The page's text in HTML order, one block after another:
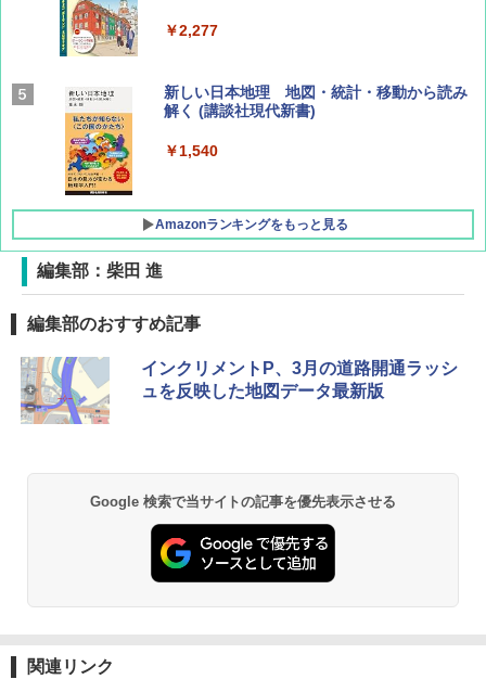
AIRLINE（エアライン）2026年9月号【特
集】ボーイング110周年を祝して！
￥1,760
￥2,277
新しい日本地理 地図・統計・移動から読み
解く (講談社現代新書)
￥1,540
Amazonランキングをもっと見る
[キャンパーズコレクション 山善] ポップアッ
プテント 傘みたいに広げて畳める パッとサ
ッシュ 簡単設置 ワンタッチテント キャンプ
&ハイキング カーキ PATC-150(KH)
PYKES PEAK (パイクスピーク) 着替えテン
ト プライバシー テント 【中が透けない】 1
人用 折りたたみ 防災グッズ 災害用トイレ ビ
ーチ ピクニック ポップアップテント 携帯 簡
易 トイレテント (ブラック)
￥4,980
GRANDOOR ステンレス保冷剤 2個セット 2
026リニューアル 急速冷凍 空間倍増 衛生的
￥2,980
ラソル ガーデン サイトシート付 折りたたみ
防水 UVカット 4段階高さ調整 軽量 収納袋付
き
￥6,459
熊撃退スプレー 熊よけスプレー 熊スプレー
編集部：柴田 進
編集部のおすすめ記事
インクリメントP、3月の道路開通ラッシ
ュを反映した地図データ最新版
Google 検索で当サイトの記事を優先表示させる
関連リンク